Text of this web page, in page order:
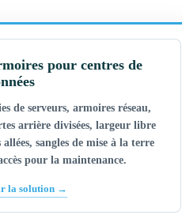
pour centres de
de serveurs, armoires réseau,
arrière divisées, largeur libre
allées, sangles de mise à la terre
pour la maintenance.
la solution →